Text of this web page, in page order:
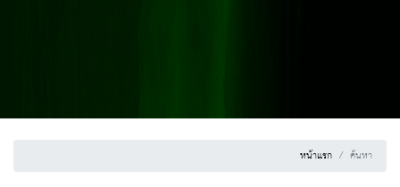
หน้าแรก ค้นหา